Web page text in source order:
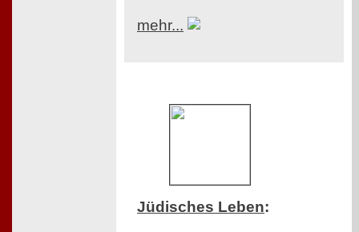
mehr...
Jüdisches Leben: